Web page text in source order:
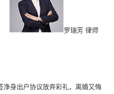
罗瑞芳 律师
净身出户协议放弃彩礼，离婚又悔